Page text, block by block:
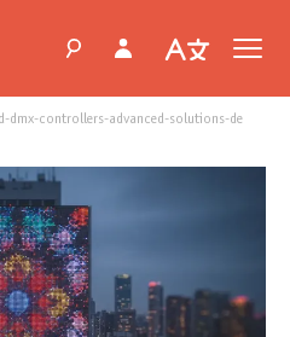
dmx-controllers-advanced-solutions-de